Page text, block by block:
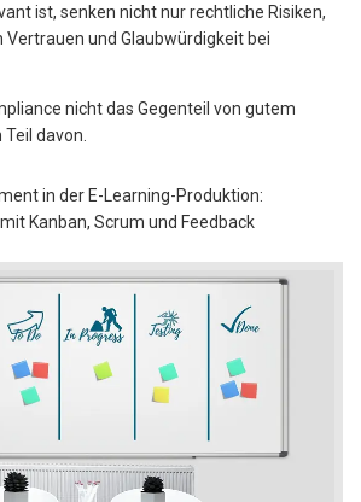
ist, senken nicht nur rechtliche Risiken,
und Glaubwürdigkeit bei
nicht das Gegenteil von gutem
Teil davon.
in der E-Learning-Produktion:
Kanban, Scrum und Feedback